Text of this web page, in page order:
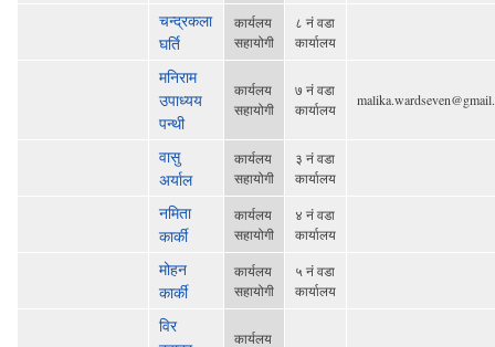
चन्द्रकला
घर्ति
कार्यलय
सहायोगी
८ नं वडा
कार्यालय
मनिराम
उपाध्यय
पन्थी
कार्यलय
सहायोगी
७ नं वडा
कार्यालय
वासु
अर्याल
कार्यलय
सहायोगी
३ नं वडा
कार्यालय
नमिता
कार्की
कार्यलय
सहायोगी
४ नं वडा
कार्यालय
मोहन
कार्की
कार्यलय
सहायोगी
५ नं वडा
कार्यालय
विर
कार्यलय